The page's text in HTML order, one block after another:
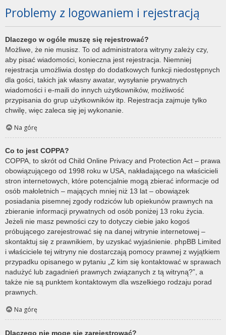
Problemy z logowaniem i rejestracją
Dlaczego w ogóle muszę się rejestrować?
Możliwe, że nie musisz. To od administratora witryny zależy czy,
aby pisać wiadomości, konieczna jest rejestracja. Niemniej
rejestracja umożliwia dostęp do dodatkowych funkcji niedostępnych
dla gości, takich jak własny awatar, wysyłanie prywatnych
wiadomości i e-maili do innych użytkowników, możliwość
przypisania do grup użytkowników itp. Rejestracja zajmuje tylko
chwilę, więc zaleca się jej wykonanie.
Na górę
Co to jest COPPA?
COPPA, to skrót od Child Online Privacy and Protection Act – prawa
obowiązującego od 1998 roku w USA, nakładającego na właścicieli
stron internetowych, które potencjalnie mogą zbierać informacje od
osób małoletnich – mających mniej niż 13 lat – obowiązek
posiadania pisemnej zgody rodziców lub opiekunów prawnych na
zbieranie informacji prywatnych od osób poniżej 13 roku życia.
Jeżeli nie masz pewności czy to dotyczy ciebie jako kogoś
próbującego zarejestrować się na danej witrynie internetowej –
skontaktuj się z prawnikiem, by uzyskać wyjaśnienie. phpBB Limited
i właściciele tej witryny nie dostarczają pomocy prawnej z wyjątkiem
przypadku opisanego w pytaniu „Z kim się kontaktować w sprawach
nadużyć lub zagadnień prawnych związanych z tą witryną?”, a
także nie są punktem kontaktowym dla wszelkiego rodzaju porad
prawnych.
Na górę
Dlaczego nie mogę się zarejestrować?